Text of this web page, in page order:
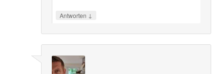
Antworten ↓